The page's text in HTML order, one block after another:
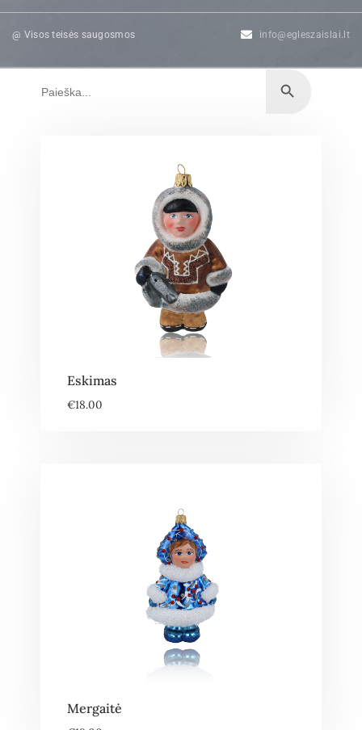
@ Visos teisės saugosmos info@egleszaislai.lt
Eskimas
€18.00
Mergaitė